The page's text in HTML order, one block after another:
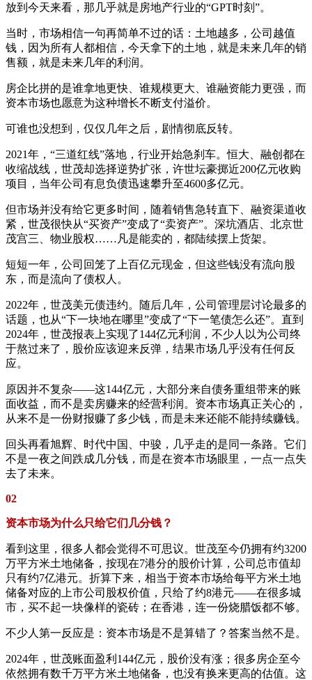
放到今天来看，那几乎就是房地产行业的“GPT时刻”。
当时，市场相信一句再简单不过的话：土地越多，公司越值
钱，因为所有人都相信，今天拿下的土地，就是未来几年的销
售额，就是未来几年的利润。
房企比拼的是谁拿地更快、谁规模更大、谁融资能力更强，而
资本市场也愿意为这种增长不断支付溢价。
可谁也没想到，仅仅几年之后，剧情彻底反转。
2021年，“三道红线”落地，行业开始急刹车。恒大、融创都在
收缩战线，世茂却选择逆势扩张，许世坛豪掷近200亿元收购
项目，当年公司有息负债迅速攀升至4600多亿元。
但市场并没有给它更多时间，随着销售急转直下、融资渠道收
紧，世茂很快从“买资产”变成了“卖资产”。深坑酒店、北京世
茂宫三、物业股权……凡是能卖的，都陆续摆上货架。
短短一年，公司回笼了上百亿元现金，但这些钱没有流向股
东，而是流向了债权人。
2022年，世茂美元债违约。随后几年，公司管理层讨论最多的
话题，也从“下一块地在哪里”变成了“下一笔债怎么还”。直到
2024年，世茂报表上实现了144亿元利润，不少人以为公司终
于熬过来了，股价应该迎来反弹，结果市场几乎没有任何反
应。
原因并不复杂——这144亿元，大部分来自债务重组带来的账
面收益，而不是卖房赚来的经营利润。资本市场真正关心的，
从来不是一份财报赚了多少钱，而是未来还能不能持续赚钱。
回头再看旭辉、时代中国、中骏，几乎走的是同一条路。它们
不是一夜之间跌成几分钱，而是在资本市场眼里，一点一点失
去了未来。
02
资本市场为什么只给它们几分钱？
看到这里，很多人都会觉得不可思议。世茂至今仍拥有约3200
万平方米土地储备，按现在7港分的股价计算，公司总市值却
只有约7亿港元。折算下来，相当于资本市场给每平方米土地
储备对应的上市公司股权价值，只给了约8港元——在很多城
市，买不起一块像样的瓷砖；在香港，连一份烧腊饭都不够。
不少人第一反应是：资本市场是不是算错了？答案当然不是。
2024年，世茂账面盈利144亿元，股价没有涨；很多房企至今
依然拥有数千万平方米土地储备，也没有换来更高的估值。这